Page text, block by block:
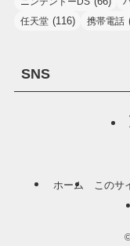
任天堂 (116) 携帯電話
SNS
ホーム このサ